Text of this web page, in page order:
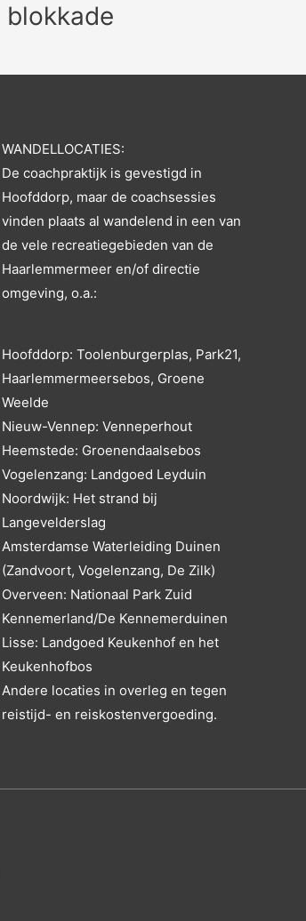
blokkade
WANDELLOCATIES:
De coachpraktijk is gevestigd in
Hoofddorp, maar de coachsessies
vinden plaats al wandelend in een van
de vele recreatiegebieden van de
Haarlemmermeer en/of directie
omgeving, o.a.:
Hoofddorp: Toolenburgerplas, Park21,
Haarlemmermeersebos, Groene
Weelde
Nieuw-Vennep: Venneperhout
Heemstede: Groenendaalsebos
Vogelenzang: Landgoed Leyduin
Noordwijk: Het strand bij
Langevelderslag
Amsterdamse Waterleiding Duinen
(Zandvoort, Vogelenzang, De Zilk)
Overveen: Nationaal Park Zuid
Kennemerland/De Kennemerduinen
Lisse: Landgoed Keukenhof en het
Keukenhofbos
Andere locaties in overleg en tegen
reistijd- en reiskostenvergoeding.